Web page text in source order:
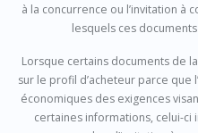
à la concurrence ou l’invitation à
lesquels ces
Lorsque certains documents de
sur le profil d’acheteur parce que
économiques des exigences
certaines informations, celui-ci